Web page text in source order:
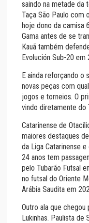
saindo na metade da
Taça São Paulo com
hoje dono da camisa
Gama antes de se
Kauã também
Evolución Sub-20 em
E ainda reforçando o
novas peças com
jogos e torneios. O
vindo diretamente do
Catarinense de
maiores destaques
da Liga Catarinense
24 anos tem
pelo Tubarão Futsal
no futsal do Oriente
Arábia Saudita em
Outro ala que
Lukinhas. Paulista de